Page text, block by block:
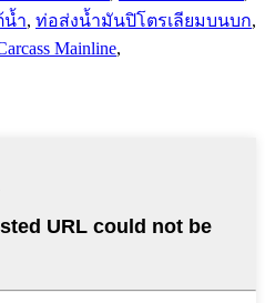
น้ำ, ท่อส่งน้ำมันปิโตรเลียมบนบก,
Mainline,